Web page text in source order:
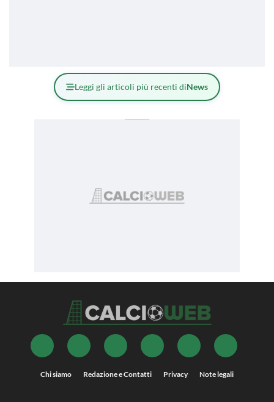
Leggi gli articoli più recenti diNews
Chi siamo Redazione e Contatti Privacy Note legali